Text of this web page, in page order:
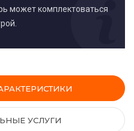
может комплектоваться
УСЛУГИ